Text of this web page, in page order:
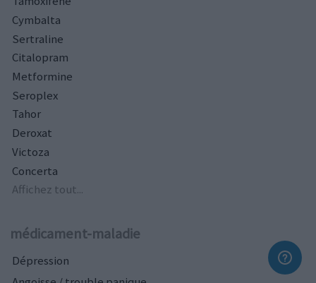
Cymbalta
Sertraline
Citalopram
Metformine
Seroplex
Tahor
Deroxat
Victoza
Concerta
Affichez tout...
médicament-maladie
Dépression